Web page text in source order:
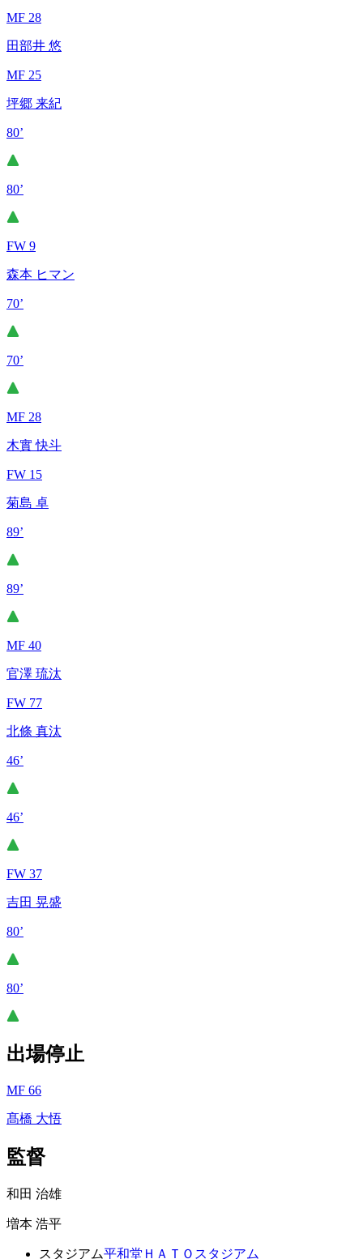
MF 28
田部井 悠
MF 25
坪郷 来紀
80’
80’
FW 9
森本 ヒマン
70’
70’
MF 28
木實 快斗
FW 15
菊島 卓
89’
89’
MF 40
官澤 琉汰
FW 77
北條 真汰
46’
46’
FW 37
吉田 晃盛
80’
80’
出場停止
MF 66
髙橋 大悟
監督
和田 治雄
増本 浩平
スタジアム平和堂ＨＡＴＯスタジアム